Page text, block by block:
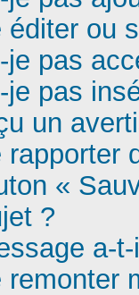
ou
je pas
je pas
un
«
?
a-
remonter